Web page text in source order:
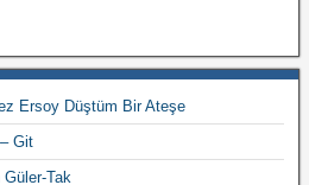
Ersoy Düştüm Bir Ateşe
Git
Güler-Tak